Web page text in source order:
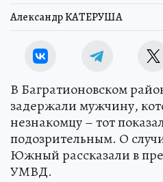
Александр КАТЕРУША
В Багратионовском
задержали мужчину,
незнакомцу – тот
подозрительным. О
Южный рассказали в
УМВД.